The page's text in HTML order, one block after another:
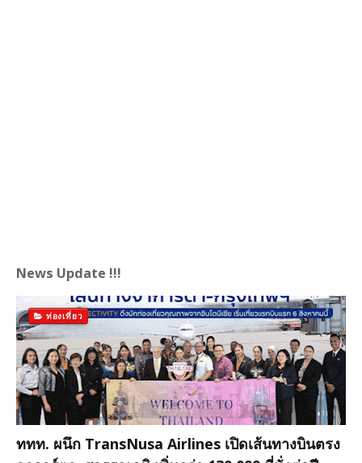
News Update !!!
ท่องเที่ยว
ททท. ผนึก TransNusa Airlines เปิดเส้นทางบินตรง